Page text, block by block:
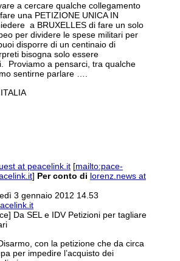
a cercare qualche collegamento
una PETIZIONE UNICA IN
a BRUXELLES di fare un solo
per dividere le spese militari per
disporre di un centinaio di
bisogna solo essere
Proviamo a pensarci, tra qualche
sentirne parlare ….
at peacelink.it[mailto:pace-
] Per conto di lorenz.news at
3 gennaio 2012 14.53
Da SEL e IDV Petizioni per tagliare
con la petizione che da circa
per impedire l’acquisto dei